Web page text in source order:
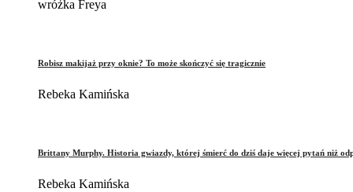
wróżka Freya
Robisz makijaż przy oknie? To może skończyć się tragicznie
Rebeka Kamińska
Brittany Murphy. Historia gwiazdy, której śmierć do dziś daje więcej pytań niż
Rebeka Kamińska